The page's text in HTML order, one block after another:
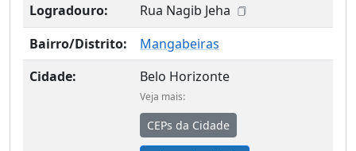
Logradouro:
Rua Nagib Jeha
Bairro/Distrito:
Mangabeiras
Cidade:
Belo Horizonte
Veja mais:
CEPs da Cidade